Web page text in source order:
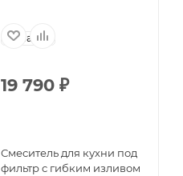
Испания
19 790 ₽
Смеситель для кухни под
фильтр с гибким изливом